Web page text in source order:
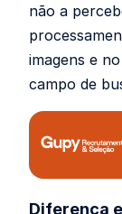
não a
imagens e
campo de
Diferença